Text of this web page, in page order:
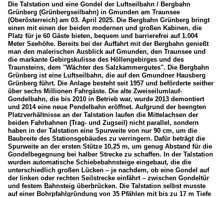
Die Talstation und eine Gondel der Luftseilbahn / Bergbahn
Grünberg (Grünbergseilbahn) in Gmunden am Traunsee
(Oberösterreich) am 03. April 2025. Die Bergbahn Grünberg bringt
einen mit einen der beiden modernen und großen Kabinen, die
Platz für je 60 Gäste bieten, bequem und barrierefrei auf 1.004
Meter Seehöhe. Bereits bei der Auffahrt mit der Bergbahn genießt
man den malerischen Ausblick auf Gmunden, den Traunsee und
die markante Gebirgskulisse des Höllengebirges und des
Traunsteins, dem "Wächter des Salzkammergutes". Die Bergbahn
Grünberg ist eine Luftseilbahn, die auf den Gmundner Hausberg
Grünberg führt. Die Anlage besteht seit 1957 und beförderte seither
über sechs Millionen Fahrgäste. Die alte Zweiseilumlauf-
Gondelbahn, die bis 2010 in Betrieb war, wurde 2013 demontiert
und 2014 eine neue Pendelbahn eröffnet. Aufgrund der beengten
Platzverhältnisse an der Talstation laufen die Mittelachsen der
beiden Fahrbahnen (Trag- und Zugseil) nicht parallel, sondern
haben in der Talstation eine Spurweite von nur 90 cm, um die
Baubreite des Stationsgebäudes zu verringern. Dafür beträgt die
Spurweite an der ersten Stütze 10,25 m, um genug Abstand für die
Gondelbegegnung bei halber Strecke zu schaffen. In der Talstation
wurden automatische Schiebebahnsteige eingebaut, die die
unterschiedlich großen Lücken – je nachdem, ob eine Gondel auf
der linken oder rechten Seilstrecke einfährt – zwischen Gondeltür
und festem Bahnsteig überbrücken. Die Talstation selbst musste
auf einer Bohrpfahlgründung von 35 Pfählen mit bis zu 17 m Tiefe